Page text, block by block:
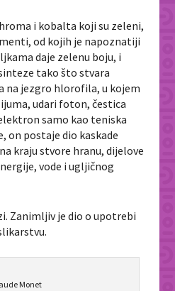
i kobalta koji su zeleni,
od kojih je napoznatiji
daje zelenu boju, i
tako što stvara
na jezgro hlorofila, u kojem
udari foton, čestica
samo kao teniska
on postaje dio kaskade
kraju stvore hranu, dijelove
vode i ugljičnog
Zanimljiv je dio o upotrebi
Monet